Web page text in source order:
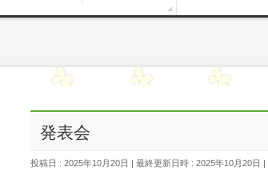
発表会
投稿日 : 2025年10月20日 最終更新日時 : 2025年10月20日